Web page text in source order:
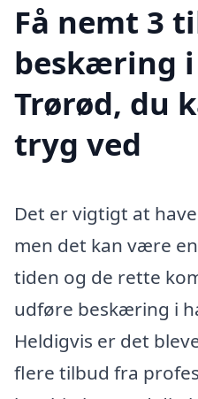
Få nemt 3
beskæring
Trørød, du
tryg ved
Det er vigtigt at
men det kan være
tiden og de rette
udføre beskæring i
Heldigvis er det
flere tilbud fra